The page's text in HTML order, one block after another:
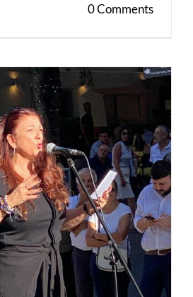
0 Comments